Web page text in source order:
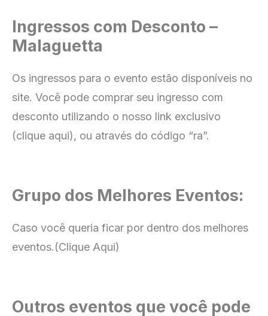
Ingressos com Desconto –
Malaguetta
Os ingressos para o evento estão disponíveis no
site. Você pode comprar seu ingresso com
desconto utilizando o nosso link exclusivo
(clique aqui), ou através do código “ra”.
Grupo dos Melhores Eventos:
Caso você queria ficar por dentro dos melhores
eventos.(Clique Aqui)
Outros eventos que você pode